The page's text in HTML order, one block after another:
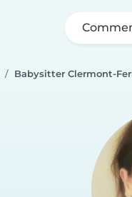
Babysitter Clermont-